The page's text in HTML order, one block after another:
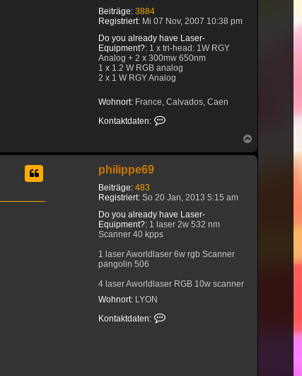
Beiträge: 3884
Registriert: Mi 07 Nov, 2007 10:38 pm
Do you already have Laser-
Equipment?: 1 x tri-head: 1W RGY
Analog + 2 x 300mw 650nm
1 x 1.2 W RGB analog
2 x 1 W RGY Analog
Wohnort: France, Calvados, Caen
Kontaktdaten:
oben
philippe69
Beiträge: 483
Registriert: So 20 Jan, 2013 5:15 am
Do you already have Laser-
Equipment?: 1 laser 2w 532 nm
Scanner 40 kpps
1 laser Aworldlaser 6w rgb Scanner
pangolin 506
4 laser Aworldlaser RGB 10w scanner
DT40 60 degrés
1 laser Aworldlaser 14w rgb Scanner
DT40 60 degrés
Wohnort: LYON
Kontaktdaten: